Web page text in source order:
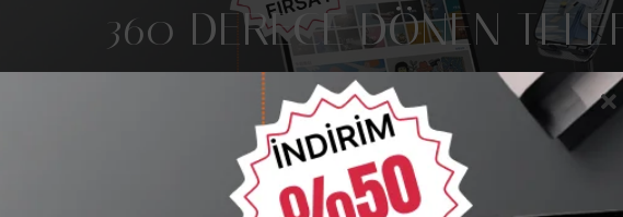
360 DERECE DÖNEN
Metal Alaşım ,Tablet ve Telefonlar için